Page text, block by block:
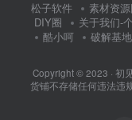
松子软件 素材资
DIY圈
关于我们-
酷小呵
破解基地
Copyright © 2023 · 初
货铺不存储任何违法违